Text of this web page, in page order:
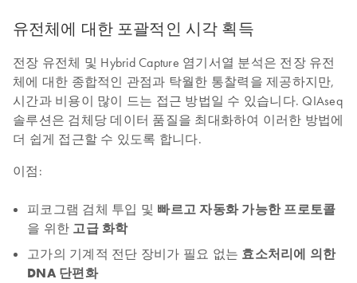
유전체에 대한 포괄적인 시각 획득
전장 유전체 및 Hybrid Capture 염기서열 분석은 전장 유전
체에 대한 종합적인 관점과 탁월한 통찰력을 제공하지만,
시간과 비용이 많이 드는 접근 방법일 수 있습니다. QIAseq
솔루션은 검체당 데이터 품질을 최대화하여 이러한 방법에
더 쉽게 접근할 수 있도록 합니다.
이점:
피코그램 검체 투입 및 빠르고 자동화 가능한 프로토콜
을 위한 고급 화학
고가의 기계적 전단 장비가 필요 없는 효소처리에 의한
DNA 단편화